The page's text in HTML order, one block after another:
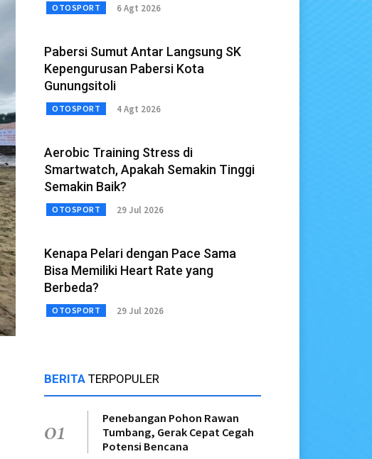
OTOSPORT 6 Agt 2026
Pabersi Sumut Antar Langsung SK
Kepengurusan Pabersi Kota
Gunungsitoli
OTOSPORT 4 Agt 2026
Aerobic Training Stress di
Smartwatch, Apakah Semakin Tinggi
Semakin Baik?
OTOSPORT 29 Jul 2026
Kenapa Pelari dengan Pace Sama
Bisa Memiliki Heart Rate yang
Berbeda?
OTOSPORT 29 Jul 2026
BERITA TERPOPULER
01
Penebangan Pohon Rawan
Tumbang, Gerak Cepat Cegah
Potensi Bencana